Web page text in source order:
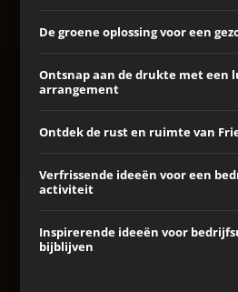
De groene oplossing voor een
Ontsnap aan de drukte met een
arrangement
Ontdek de rust en ruimte van
Verfrissende ideeën voor een
activiteit
Inspirerende ideeën voor
bijblijven